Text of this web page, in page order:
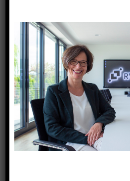
Ist dies zweifelhaft und
Ursachen in Betracht, muss er
Beweis führen. Demnach
darlegen, aus dem sich ergibt,
Naturgewalt einzige oder
eingetretenen Schaden
andere Unfallursache